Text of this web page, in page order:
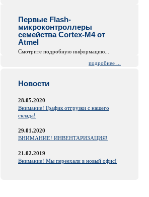
Первые Flash-
микроконтроллеры
семейства Cortex-M4 от
Atmel
Смотрите подробную информацию...
подробнее ...
Новости
28.05.2020
Внимание! График отгрузки с нашего
склада!
29.01.2020
ВНИМАНИЕ! ИНВЕНТАРИЗАЦИЯ!
21.02.2019
Внимание! Мы переехали в новый офис!